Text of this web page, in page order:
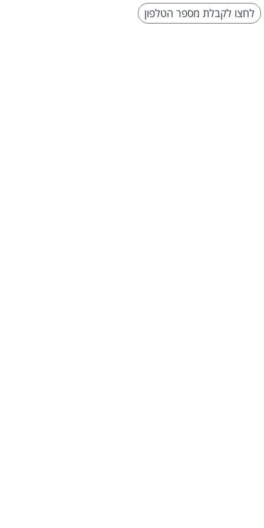
לחצו לקבלת מספר הטלפון